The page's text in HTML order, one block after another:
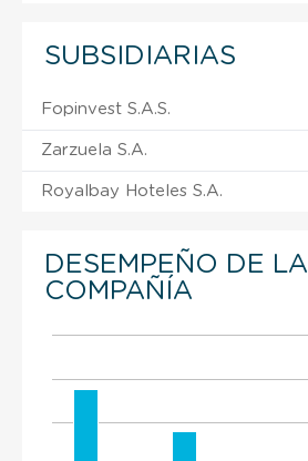
SUBSIDIARIAS
Fopinvest S.A.S.
Zarzuela S.A.
Royalbay Hoteles S.A.
DESEMPEÑO DE LA
COMPAÑÍA